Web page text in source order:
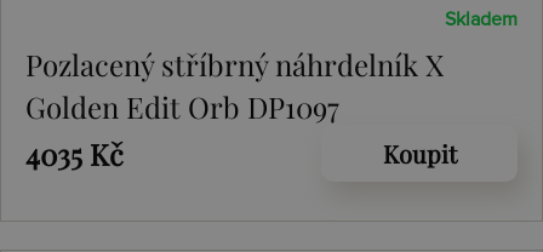
Skladem
Pozlacený stříbrný náhrdelník X
Golden Edit Orb DP1097
4035 Kč
Koupit